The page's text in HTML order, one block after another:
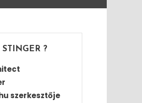
STINGER ?
szerkesztője